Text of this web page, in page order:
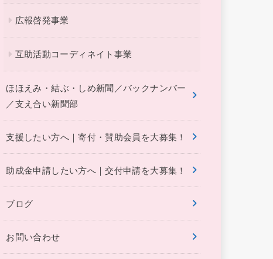
広報啓発事業
互助活動コーディネイト事業
ほほえみ・結ぶ・しめ新聞／バックナンバー
／支え合い新聞部
支援したい方へ｜寄付・賛助会員を大募集！
助成金申請したい方へ｜交付申請を大募集！
ブログ
お問い合わせ